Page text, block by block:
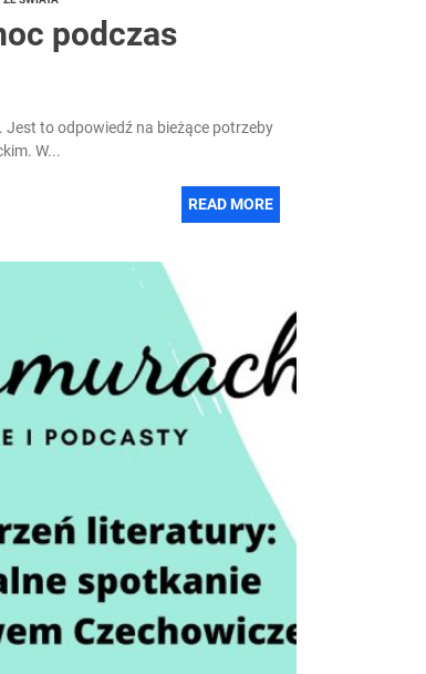
podczas
Jest to odpowiedź na bieżące potrzeby
W...
READ MORE